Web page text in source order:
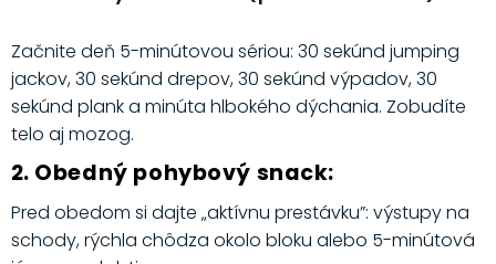
Začnite deň 5-minútovou sériou: 30 sekúnd jumping
jackov, 30 sekúnd drepov, 30 sekúnd výpadov, 30
sekúnd plank a minúta hlbokého dýchania. Zobudíte
telo aj mozog.
2. Obedný pohybový snack:
Pred obedom si dajte „aktívnu prestávku”: výstupy na
schody, rýchla chôdza okolo bloku alebo 5-minútová